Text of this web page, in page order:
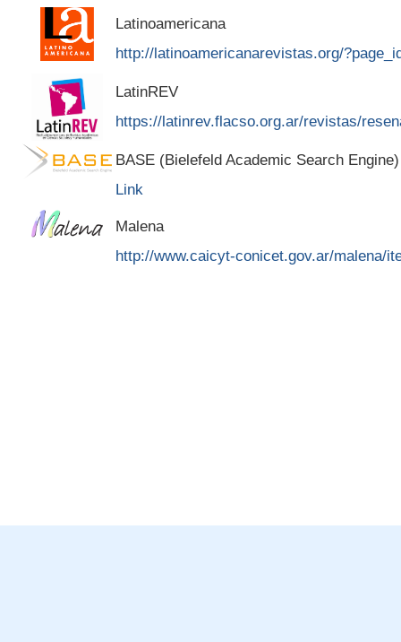
Latinoamericana
http://latinoamericanarevistas.org/
LatinREV
https://latinrev.flacso.org.ar/revistas/
BASE (Bielefeld Academic Search Engine)
Link
Malena
http://www.caicyt-conicet.gov.ar/malena/